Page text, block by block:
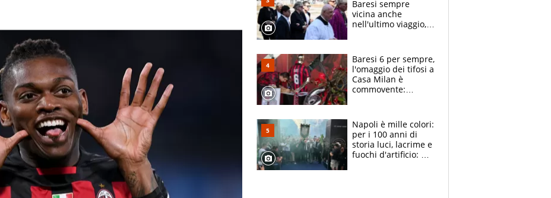
Baresi sempre
vicina anche
nell'ultimo viaggio,
circondati
dall'affetto dei tifosi
Baresi 6 per sempre,
l'omaggio dei tifosi a
Casa Milan è
commovente:
bigliettini
Napoli è mille colori:
per i 100 anni di
storia luci, lacrime e
fuochi d'artificio: De